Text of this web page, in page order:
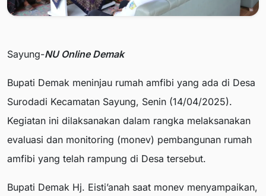
Sayung-NU Online Demak
Bupati Demak meninjau rumah amfibi yang ada di Desa
Surodadi Kecamatan Sayung, Senin (14/04/2025).
Kegiatan ini dilaksanakan dalam rangka melaksanakan
evaluasi dan monitoring (monev) pembangunan rumah
amfibi yang telah rampung di Desa tersebut.
Bupati Demak Hj. Eisti’anah saat monev menyampaikan,